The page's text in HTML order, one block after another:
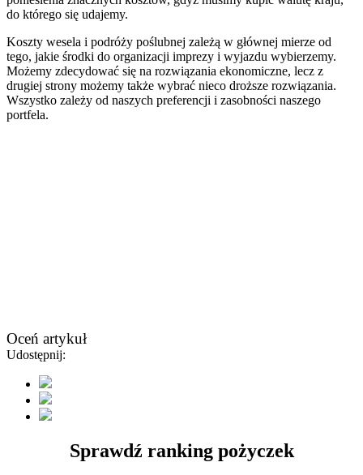
do którego się udajemy.
Koszty wesela i podróży poślubnej zależą w głównej mierze od
tego, jakie środki do organizacji imprezy i wyjazdu wybierzemy.
Możemy zdecydować się na rozwiązania ekonomiczne, lecz z
drugiej strony możemy także wybrać nieco droższe rozwiązania.
Wszystko zależy od naszych preferencji i zasobności naszego
portfela.
Oceń artykuł
Udostępnij:
Sprawdź ranking pożyczek